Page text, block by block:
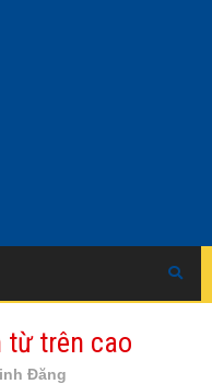
từ trên cao
Đăng